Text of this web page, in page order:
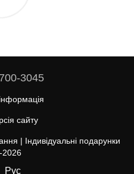
3045
сайту
| Індивідуальні подарунки
2026
Рус